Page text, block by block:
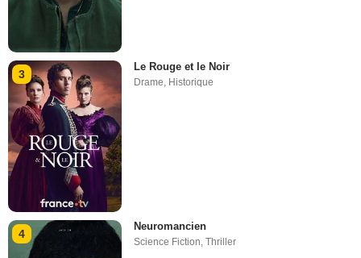
3
Le Rouge et le Noir
Drame, Historique
4
Neuromancien
Science Fiction,Thriller